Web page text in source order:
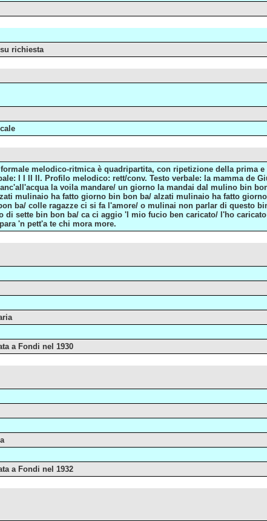
richiesta
melodico-ritmica è quadripartita, con ripetizione della prima
I I II II. Profilo melodico: rett/conv. Testo verbale: la mamma de
la voila mandare/ un giorno la mandai dal mulino bin
mulinaio ha fatto giorno bin bon ba/ alzati mulinaio ha fatto
ba/ colle ragazze ci si fa l'amore/ o mulinai non parlar di questo
di sette bin bon ba/ ca ci aggio 'l mio fucio ben caricato/ l'ho
'n pett'a te chi mora more.
a Fondi nel 1930
a Fondi nel 1932